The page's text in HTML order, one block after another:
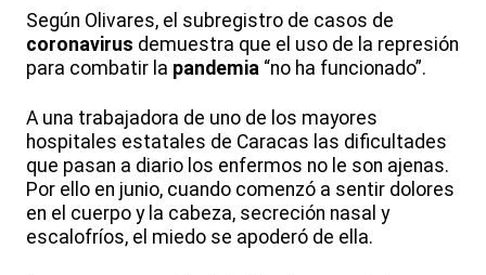
Según Olivares, el subregistro de casos de
coronavirus demuestra que el uso de la represión
para combatir la pandemia “no ha funcionado”.
A una trabajadora de uno de los mayores
hospitales estatales de Caracas las dificultades
que pasan a diario los enfermos no le son ajenas.
Por ello en junio, cuando comenzó a sentir dolores
en el cuerpo y la cabeza, secreción nasal y
escalofríos, el miedo se apoderó de ella.